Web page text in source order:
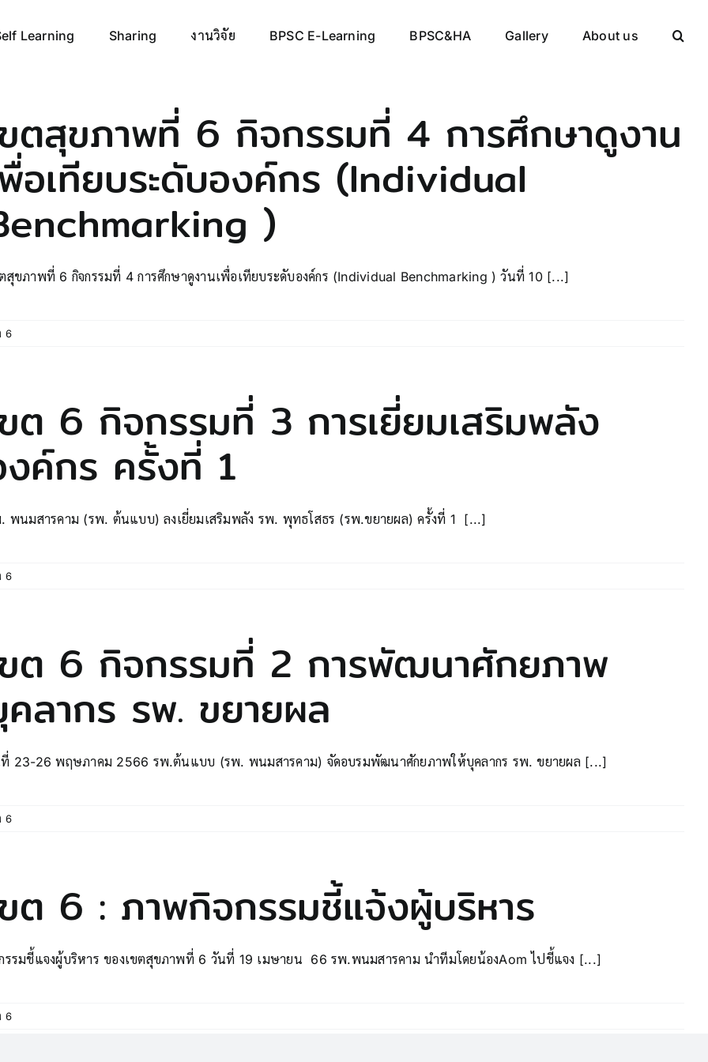
Learning Sharing งานวิจัย BPSC E-Learning BPSC&HA Gallery About us
ตสุขภาพที่ 6 กิจกรรมที่ 4 การศึกษาดูงาน
อเทียบระดับองค์กร (Individual
)
สุขภาพที่ 6 กิจกรรมที่ 4 การศึกษาดูงานเพื่อเทียบระดับองค์กร (Individual Benchmarking ) วันที่ 10 [...]
6
ต 6 กิจกรรมที่ 3 การเยี่ยมเสริมพลัง
ค์กร ครั้งที่ 1
พนมสารคาม (รพ. ต้นแบบ) ลงเยี่ยมเสริมพลัง รพ. พุทธโสธร (รพ.ขยายผล) ครั้งที่ 1 [...]
6
ต 6 กิจกรรมที่ 2 การพัฒนาศักยภาพ
ลากร รพ. ขยายผล
23-26 พฤษภาคม 2566 รพ.ต้นแบบ (รพ. พนมสารคาม) จัดอบรมพัฒนาศักยภาพให้บุคลากร รพ. ขยายผล [...]
6
ต 6 : ภาพกิจกรรมชี้แจ้งผู้บริหาร
รรมชี้แจงผู้บริหาร ของเขตสุขภาพที่ 6 วันที่ 19 เมษายน 66 รพ.พนมสารคาม นำทีมโดยน้องAom ไปชี้แจง [...]
6